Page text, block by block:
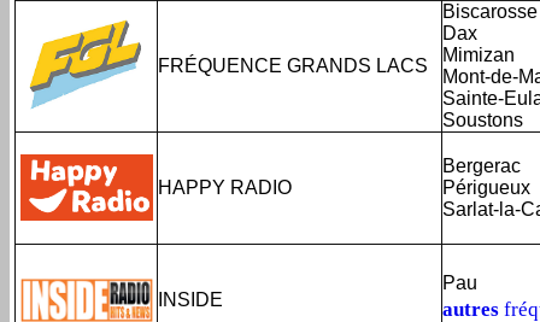
FRÉQUENCE GRANDS LACS
Biscarosse
Dax
Mimizan
Mont-de-
Sainte-
Soustons
HAPPY RADIO
Bergerac
Périgueux
Sarlat-la-
INSIDE
Pau
autres